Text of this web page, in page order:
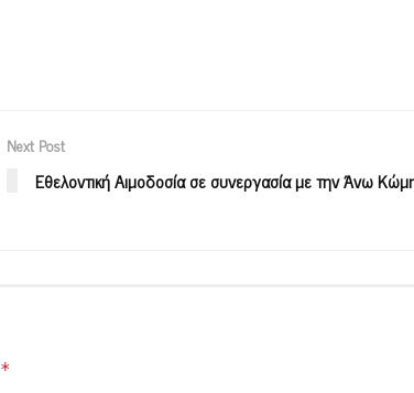
Next Post
Εθελοντική Αιμοδοσία σε συνεργασία με την Άνω
*